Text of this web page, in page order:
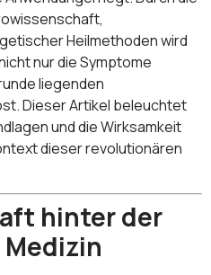
Heilmethoden wird
nur die Symptome
liegenden
Dieser Artikel beleuchtet
und die Wirksamkeit
dieser revolutionären
hinter der